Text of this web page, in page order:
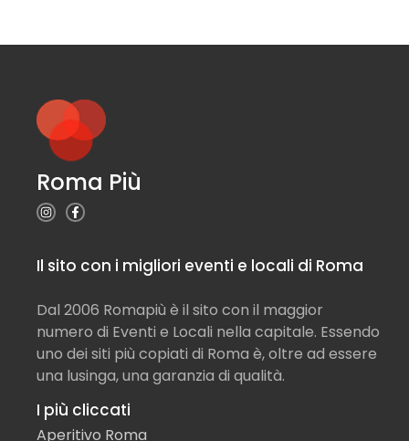
Roma Più
Il sito con i migliori eventi e locali di Roma
Dal 2006 Romapiù è il sito con il maggior
numero di Eventi e Locali nella capitale. Essendo
uno dei siti più copiati di Roma è, oltre ad essere
una lusinga, una garanzia di qualità.
I più cliccati
Aperitivo Roma